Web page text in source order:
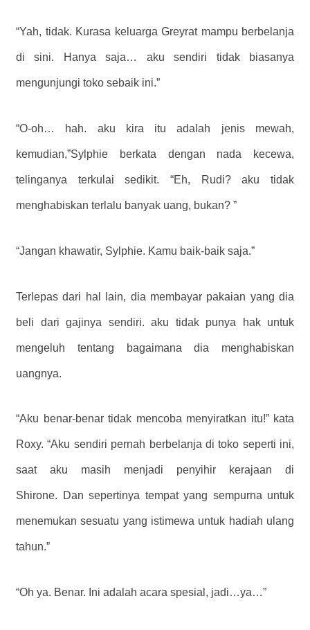
“Yah, tidak. Kurasa keluarga Greyrat mampu berbelanja
di sini. Hanya saja… aku sendiri tidak biasanya
mengunjungi toko sebaik ini.”
“O-oh… hah. aku kira itu adalah jenis mewah,
kemudian,”Sylphie berkata dengan nada kecewa,
telinganya terkulai sedikit. “Eh, Rudi? aku tidak
menghabiskan terlalu banyak uang, bukan? ”
“Jangan khawatir, Sylphie. Kamu baik-baik saja.”
Terlepas dari hal lain, dia membayar pakaian yang dia
beli dari gajinya sendiri. aku tidak punya hak untuk
mengeluh tentang bagaimana dia menghabiskan
uangnya.
“Aku benar-benar tidak mencoba menyiratkan itu!” kata
Roxy. “Aku sendiri pernah berbelanja di toko seperti ini,
saat aku masih menjadi penyihir kerajaan di
Shirone. Dan sepertinya tempat yang sempurna untuk
menemukan sesuatu yang istimewa untuk hadiah ulang
tahun.”
“Oh ya. Benar. Ini adalah acara spesial, jadi…ya…”